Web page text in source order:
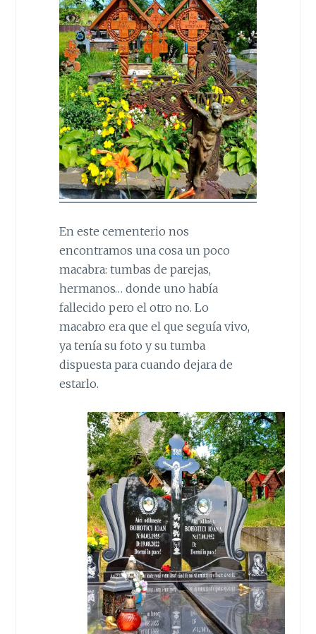
En este cementerio nos
encontramos una cosa un poco
macabra: tumbas de parejas,
hermanos… donde uno había
fallecido pero el otro no. Lo
macabro era que el que seguía vivo,
ya tenía su foto y su tumba
dispuesta para cuando dejara de
estarlo.